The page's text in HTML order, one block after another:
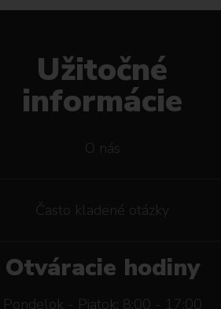
Užitočné
informácie
O nás
Často kladené otázky
Otváracie hodiny
Pondelok - Piatok: 8:00 - 17:00